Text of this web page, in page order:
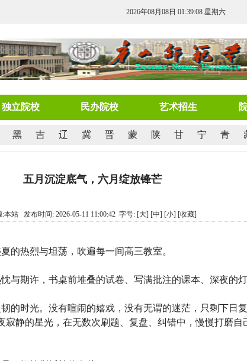
2026年08月08日 01:39:08 星期六
独立院校 民办院校 艺术招生
黑 吉 辽 冀 晋 蒙 陕 甘 宁 青
五月沉淀底气，六月绽放锋芒
:本站 发布时间: 2026-05-11 11:00:42 字号: [大] [中] [小] [收藏]
的热烈与坦荡，吹遍每一间高三教室。
与期许，书桌前堆叠的试卷、写满批注的课本、深夜的
的时光。没有喧闹的嬉戏，没有无谓的迷茫，只剩下日
静的星光，在无数次刷题、复盘、纠错中，慢慢打磨自